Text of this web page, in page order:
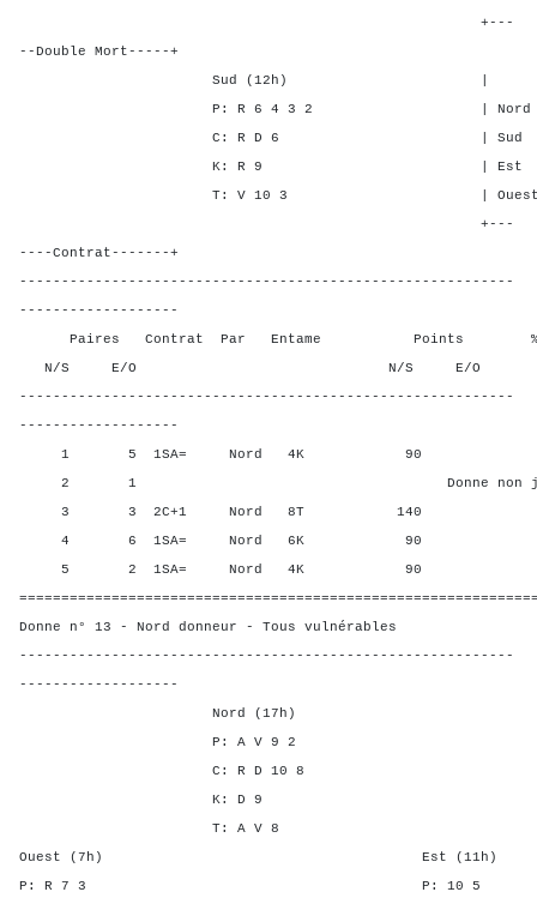
+---
--Double Mort-----+
Sud (12h) | SA P
P: R 6 4 3 2 | Nord 1
C: R D 6 | Sud 1 1
K: R 9 | Est - - -
T: V 10 3 | Ouest - -
+---
----Contrat-------+
-----------------------------------------------------------
-------------------
Paires Contrat Par Entame Points %
N/S E/O N/S E/O N/
-----------------------------------------------------------
-------------------
1 5 1SA= Nord 4K 90
2 1 Donne non
3 3 2C+1 Nord 8T 140
4 6 1SA= Nord 6K 90
5 2 1SA= Nord 4K 90
Donne n° 13 - Nord donneur - Tous vulnérables
-----------------------------------------------------------
-------------------
Nord (17h)
P: A V 9 2
C: R D 10 8
K: D 9
T: A V 8
Ouest (7h) Est (11h)
P: R 7 3 P: